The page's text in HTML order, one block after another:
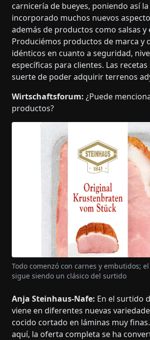
carnicería de bueyes, poniendo así
incorporado muchos nuevos
además de productos como salsas
Produciémos productos de marca y
idénticos en cuanto a seguridad,
específicas para clientes. Las
suerte de poder adquirir terrenos
Wirtschaftsforum: ¿Puede
productos?
Todo comenzó con carnes y embutidos;
sigue siendo un clásico del surtido
Anja Steinhaus-Nafe: En el surtido
viene en diferentes nuevas
cocido cortado en láminas muy
aquí, la oferta completa se ha